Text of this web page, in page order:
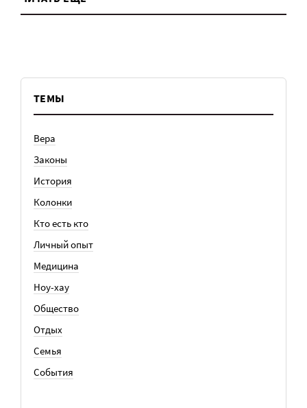
ТЕМЫ
Вера
Законы
История
Колонки
Кто есть кто
Личный опыт
Медицина
Ноу-хау
Общество
Отдых
Семья
События